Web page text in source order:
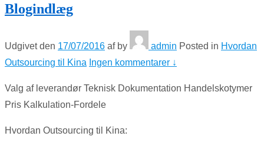
Blogindlæg
Udgivet den 17/07/2016 af by admin Posted in Hvordan
Outsourcing til Kina Ingen kommentarer ↓
Valg af leverandør Teknisk Dokumentation Handelskotymer
Pris Kalkulation-Fordele
Hvordan Outsourcing til Kina: